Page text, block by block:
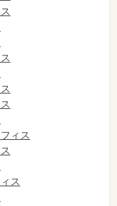
ィス
ス